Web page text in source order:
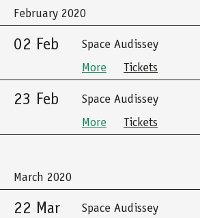
February 2020
02 Feb
Space Audissey
More
Tickets
23 Feb
Space Audissey
More
Tickets
March 2020
22 Mar
Space Audissey